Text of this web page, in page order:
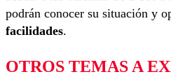
podrán conocer su situación y
facilidades.
OTROS TEMAS A